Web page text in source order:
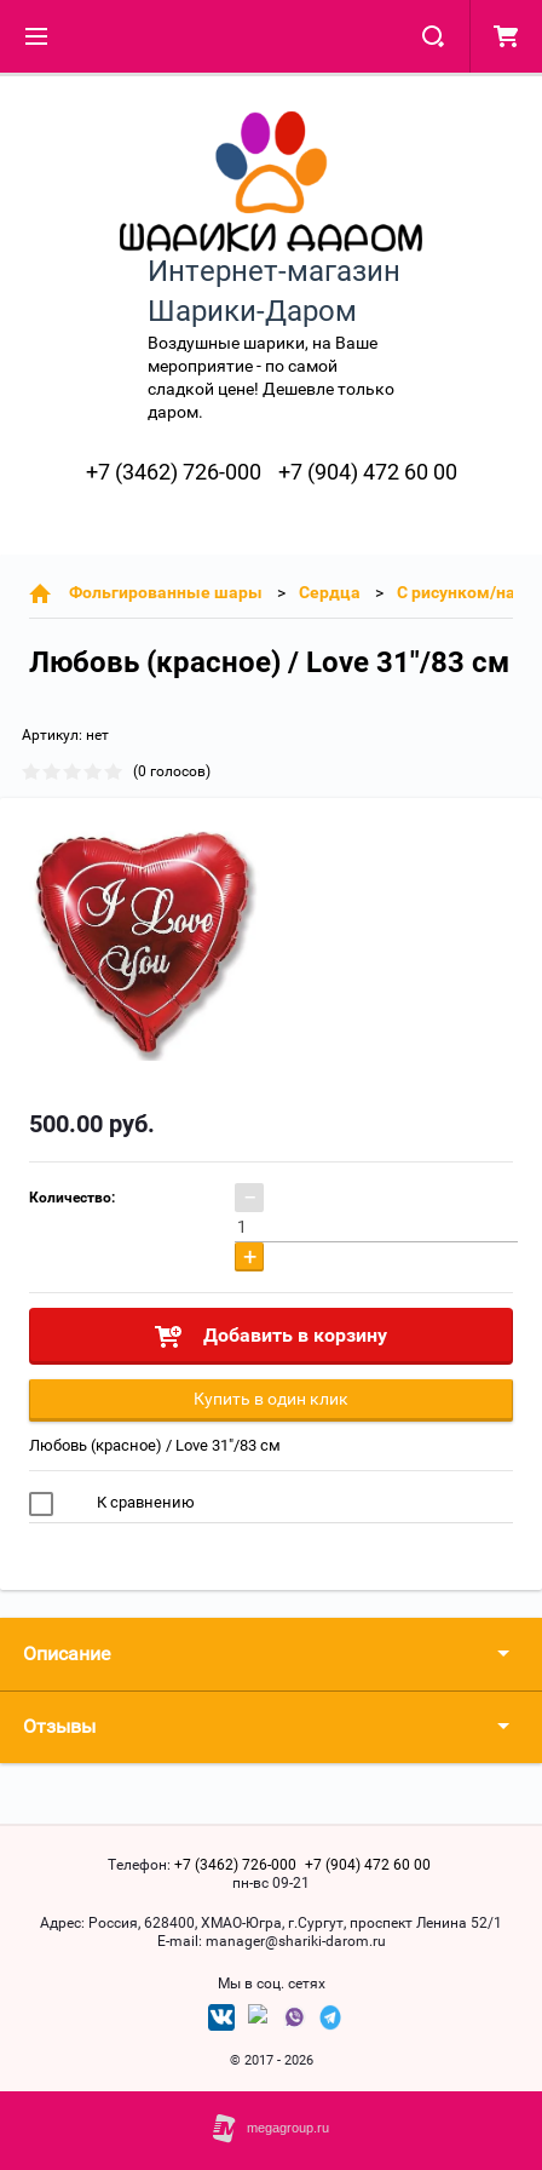
Интернет-магазин
Шарики-Даром
Воздушные шарики, на Ваше
мероприятие - по самой
сладкой цене! Дешевле только
даром.
+7 (3462) 726-000 +7 (904) 472 60 00
Фольгированные шары Сердца С рисунком/
Любовь (красное) / Love 31"/83 см
Артикул: нет
(0 голосов)
500.00 руб.
Количество: −
+
Добавить в корзину
Купить в один клик
Любовь (красное) / Love 31"/83 см
К сравнению
Описание
Отзывы
Телефон: +7 (3462) 726-000 +7 (904) 472 60 00
пн-вс 09-21
Адрес: Россия, 628400, ХМАO-Югра, г.Сургут, проспект Ленина 52/1
Е-mail: manager@shariki-darom.ru
Мы в соц. сетях
© 2017 - 2026